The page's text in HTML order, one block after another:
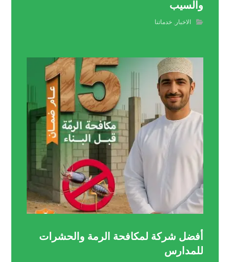
والسيب
الاخبار ,خدماتنا
أفضل شركة لمكافحة الرمة والحشرات
للمدارس